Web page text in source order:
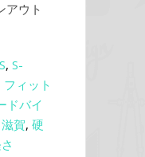
アウト
, S-
フィット
ドバイ
滋賀, 硬